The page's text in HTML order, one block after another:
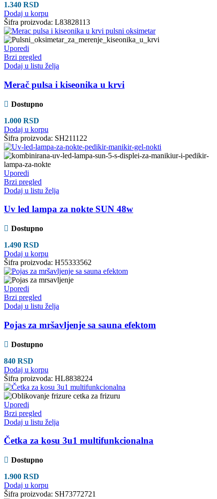
1.340 RSD
Dodaj u korpu
Šifra proizvoda: L83828113
Uporedi
Brzi pregled
Dodaj u listu želja
Merač pulsa i kiseonika u krvi
Dostupno
1.000 RSD
Dodaj u korpu
Šifra proizvoda: SH211122
Uporedi
Brzi pregled
Dodaj u listu želja
Uv led lampa za nokte SUN 48w
Dostupno
1.490 RSD
Dodaj u korpu
Šifra proizvoda: H55333562
Uporedi
Brzi pregled
Dodaj u listu želja
Pojas za mršavljenje sa sauna efektom
Dostupno
840 RSD
Dodaj u korpu
Šifra proizvoda: HL8838224
Uporedi
Brzi pregled
Dodaj u listu želja
Četka za kosu 3u1 multifunkcionalna
Dostupno
1.900 RSD
Dodaj u korpu
Šifra proizvoda: SH73772721